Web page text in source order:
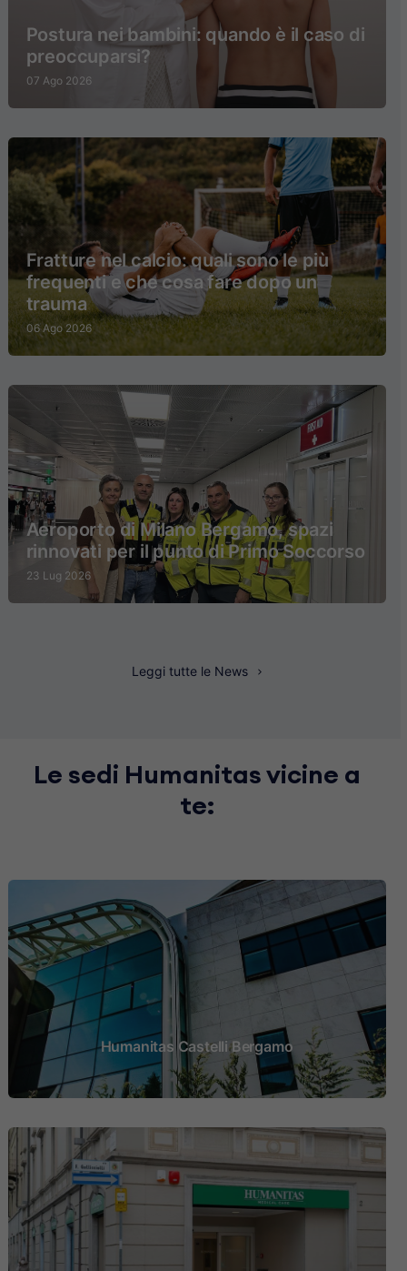
Postura nei bambini: quando è il caso di
preoccuparsi?
07 Ago 2026
Fratture nel calcio: quali sono le più
frequenti e che cosa fare dopo un
trauma
06 Ago 2026
Aeroporto di Milano Bergamo, spazi
rinnovati per il punto di Primo Soccorso
23 Lug 2026
Leggi tutte le News
Le sedi Humanitas vicine a
te:
Humanitas Castelli Bergamo